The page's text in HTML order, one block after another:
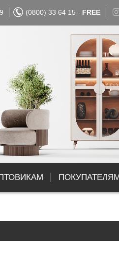
(0800) 33 64 15 - FREE